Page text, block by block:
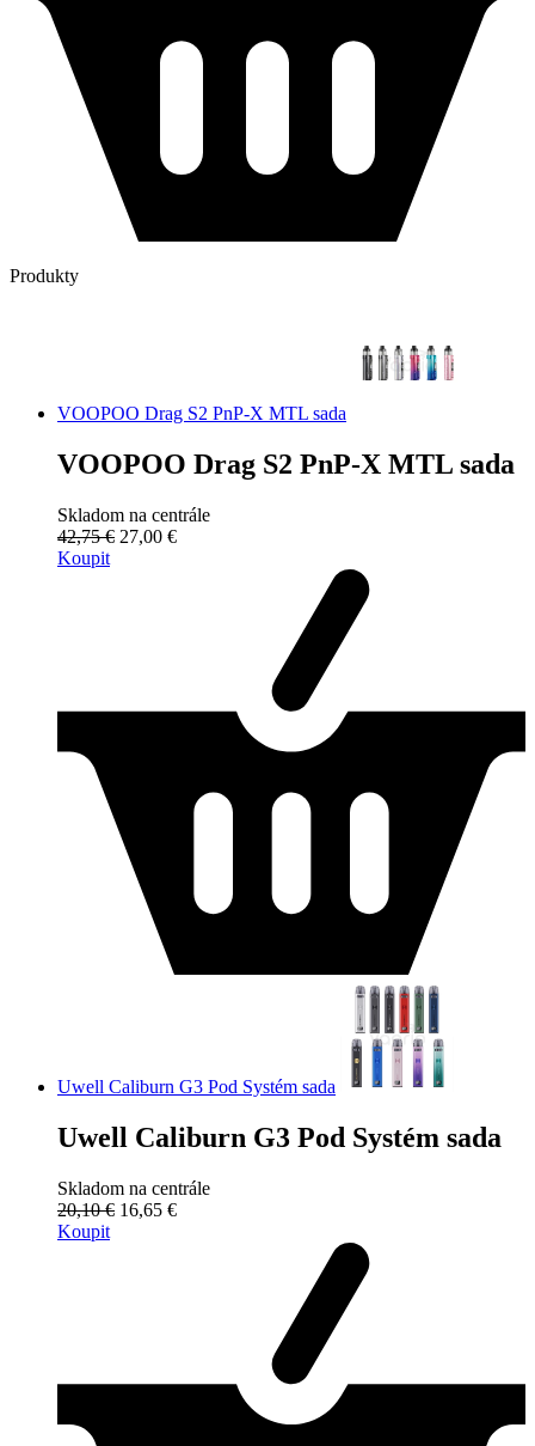
Produkty
VOOPOO Drag S2 PnP-X MTL sada
VOOPOO Drag S2 PnP-X MTL sada
Skladom na centrále
42,75 € 27,00 €
Koupit
Uwell Caliburn G3 Pod Systém sada
Uwell Caliburn G3 Pod Systém sada
Skladom na centrále
20,10 € 16,65 €
Koupit